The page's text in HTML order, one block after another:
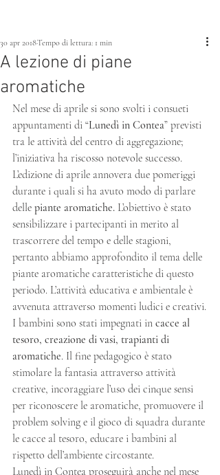
A lezione di piane
aromatiche
30 apr 2018Tempo di lettura: 1 min
Nel mese di aprile si sono svolti i consueti
appuntamenti di “Lunedì in Contea” previsti
tra le attività del centro di aggregazione;
l’iniziativa ha riscosso notevole successo.
L’edizione di aprile annovera due pomeriggi
durante i quali si ha avuto modo di parlare
delle piante aromatiche. L’obiettivo è stato
sensibilizzare i partecipanti in merito al
trascorrere del tempo e delle stagioni,
pertanto abbiamo approfondito il tema delle
piante aromatiche caratteristiche di questo
periodo. L’attività educativa e ambientale è
avvenuta attraverso momenti ludici e creativi.
I bambini sono stati impegnati in cacce al
tesoro, creazione di vasi, trapianti di
aromatiche. Il fine pedagogico è stato
stimolare la fantasia attraverso attività
creative, incoraggiare l’uso dei cinque sensi
per riconoscere le aromatiche, promuovere il
problem solving e il gioco di squadra durante
le cacce al tesoro, educare i bambini al
rispetto dell’ambiente circostante.
Lunedì in Contea proseguirà anche nel mese